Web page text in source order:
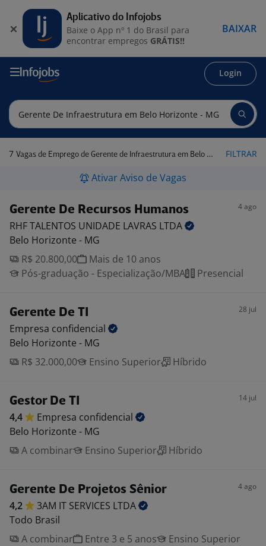
Login
7 Vagas de Emprego de Gerente de Infraestrutura em Belo Horizonte - MG FILTRAR
Ativar Aviso de Vagas
Gerente De Recursos Humanos 4 ago
RHF TALENTOS UNIDADE LAVRAS LTDA
Belo Horizonte - MG
R$ 20.800,00
Mais de 10 anos
Pós-graduação - Especialização/MBA
Presencial
Gerente De TI 28 jul
Empresa confidencial
Belo Horizonte - MG
R$ 32.000,00
Ensino Superior Híbrido
Gestor De TI 14 jul
4,4 Empresa confidencial
Belo Horizonte - MG
A combinar
Ensino Superior Híbrido
Gerente De Projetos Sênior 4 ago
4,2 3AM IT SERVICES LTDA
Todo Brasil
A combinar
Entre 3 e 5 anos
Ensino Superior
Aplicativo do Infojobs
Baixe o App nº 1 do Brasil para
encontrar empregos GRÁTIS!!
BAIXAR